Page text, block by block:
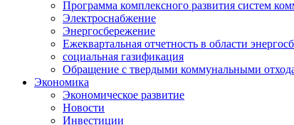
Программа комплексного развития систем
Электроснабжение
Энергосбережение
Ежеквартальная отчетность в области
социальная газификация
Обращение с твердыми коммунальными
Экономика
Экономическое развитие
Новости
Инвестиции